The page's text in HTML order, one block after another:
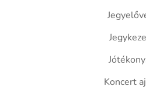
Koncert